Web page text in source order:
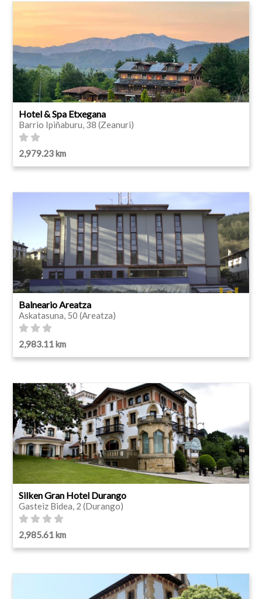
Hotel & Spa Etxegana
Barrio Ipiñaburu, 38 (Zeanuri)
2,979.23 km
Balneario Areatza
Askatasuna, 50 (Areatza)
2,983.11 km
Silken Gran Hotel Durango
Gasteiz Bidea, 2 (Durango)
2,985.61 km